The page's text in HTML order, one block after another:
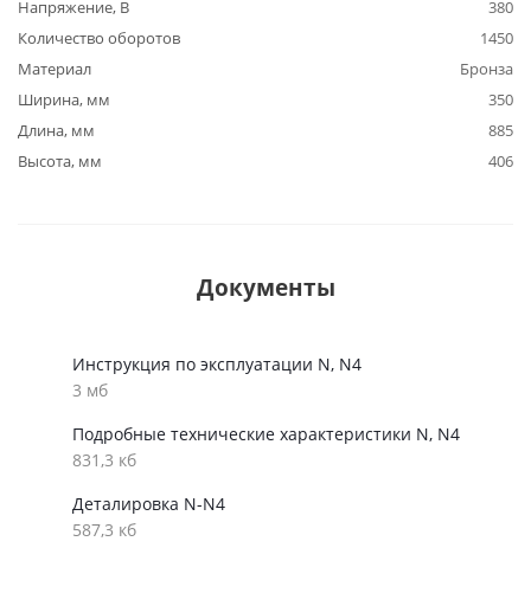
Напряжение, В
380
Количество оборотов
1450
Материал
Бронза
Ширина, мм
350
Длина, мм
885
Высота, мм
406
Документы
Инструкция по эксплуатации N, N4
3 мб
Подробные технические характеристики N, N4
831,3 кб
Деталировка N-N4
587,3 кб